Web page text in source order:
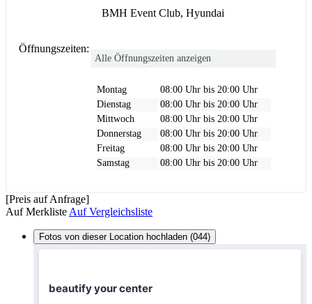
BMH Event Club, Hyundai
Öffnungszeiten:
Alle Öffnungszeiten anzeigen
Montag
08:00 Uhr bis 20:00 Uhr
Dienstag
08:00 Uhr bis 20:00 Uhr
Mittwoch
08:00 Uhr bis 20:00 Uhr
Donnerstag
08:00 Uhr bis 20:00 Uhr
Freitag
08:00 Uhr bis 20:00 Uhr
Samstag
08:00 Uhr bis 20:00 Uhr
[Preis auf Anfrage]
Auf Merkliste Auf Vergleichsliste
Fotos von dieser Location hochladen (044)